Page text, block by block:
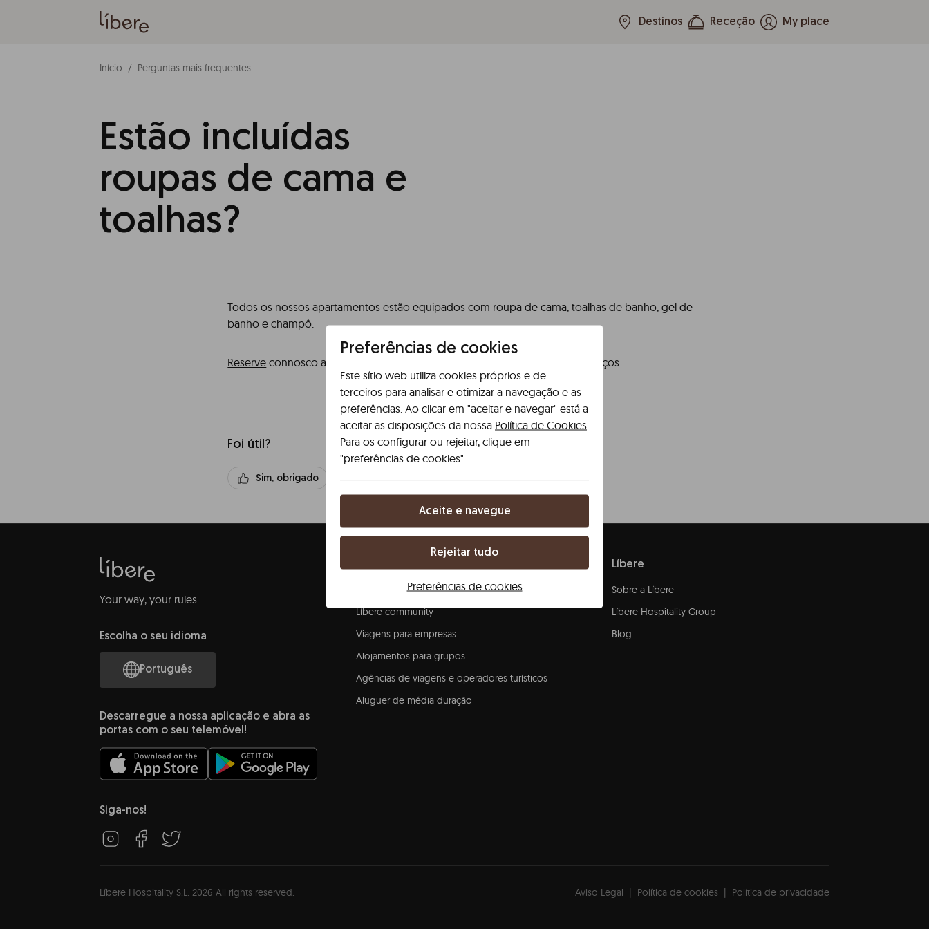
Destinos Receção My place
Início Perguntas mais frequentes
Estão incluídas
roupas de cama e
toalhas?
Todos os nossos apartamentos estão equipados com roupa de cama, toalhas de banho, gel de
banho e champô.
Reserve connosco agora para obter toda a disponibilidade aos melhores preços.
Foi útil?
Sim, obrigado
Your way, your rules
Escolha o seu idioma
Português
Descarregue a nossa aplicação e abra as
portas com o seu telemóvel!
Siga-nos!
Líbere community
Viagens para empresas
Alojamentos para grupos
Agências de viagens e operadores turísticos
Aluguer de média duração
Líbere
Sobre a Líbere
Líbere Hospitality Group
Blog
Líbere Hospitality S.L. 2026 All rights reserved. Aviso Legal Política de cookies Política de privacidade
Preferências de cookies
Este sítio web utiliza cookies próprios e de
terceiros para analisar e otimizar a navegação e as
preferências. Ao clicar em "aceitar e navegar" está a
aceitar as disposições da nossa Política de Cookies
Para os configurar ou rejeitar, clique em
"preferências de cookies".
Aceite e navegue
Rejeitar tudo
Preferências de cookies